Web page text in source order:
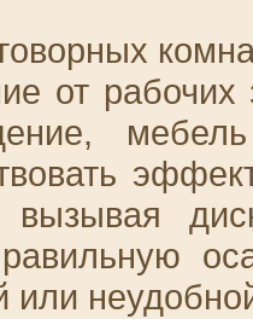
от
или